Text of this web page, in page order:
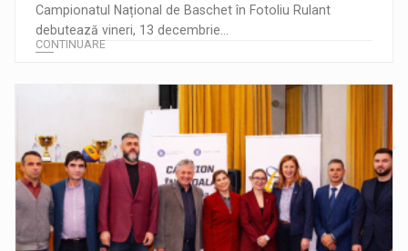
Campionatul Național de Baschet în Fotoliu Rulant
debutează vineri, 13 decembrie...
CONTINUARE